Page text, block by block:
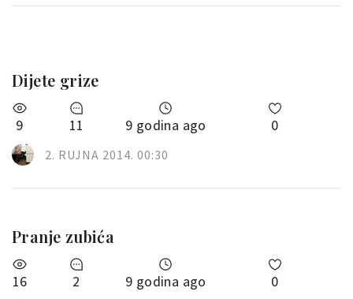
Dijete grize
9 11 9 godina ago 0
2. RUJNA 2014. 00:30
Pranje zubića
16 2 9 godina ago 0